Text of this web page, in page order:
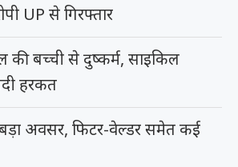
UP से गिरफ्तार
की बच्ची से दुष्कर्म, साइकिल
हरकत
बड़ा अवसर, फिटर-वेल्डर समेत कई